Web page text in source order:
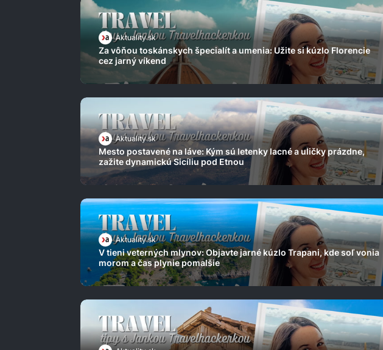
Aktuality.sk
Za vôňou toskánskych špecialít a umenia: Užite si kúzlo Florencie
cez jarný víkend
Aktuality.sk
Mesto postavené na láve: Kým sú letenky lacné a uličky prázdne,
zažite dynamickú Sicíliu pod Etnou
Aktuality.sk
V tieni veterných mlynov: Objavte jarné kúzlo Trapani, kde soľ vonia
morom a čas plynie pomalšie